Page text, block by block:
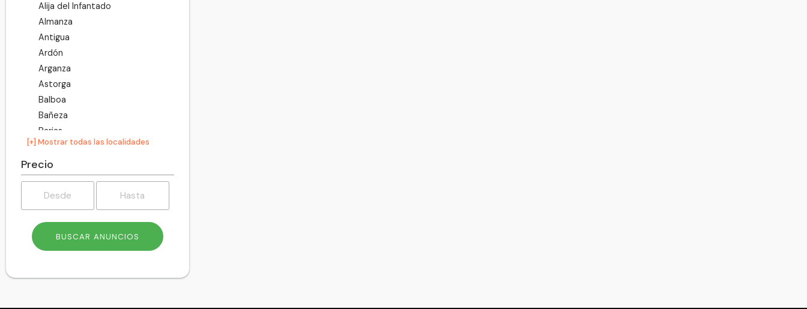
Alija del Infantado
Almanza
Antigua
Ardón
Arganza
Astorga
Balboa
Bañeza
Barjas
Barrios de Luna
Bembibre
Benavides
Benuza
Bercianos del Páramo
Bercianos del Real Camino
Berlanga del Bierzo
[+] Mostrar todas las localidades
Precio